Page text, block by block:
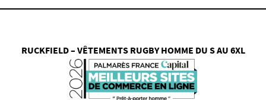
RUCKFIELD – VÊTEMENTS RUGBY HOMME DU S AU 6XL